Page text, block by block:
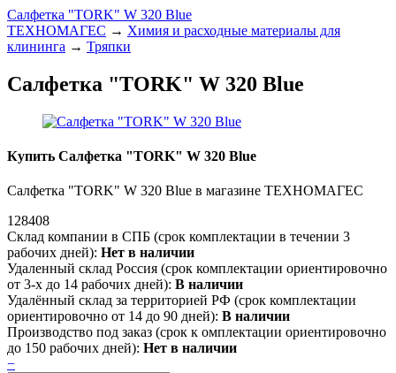
Салфетка "TORK" W 320 Blue
ТЕХНОМАГЕС → Химия и расходные материалы для
клининга → Тряпки
Салфетка "TORK" W 320 Blue
Купить Салфетка "TORK" W 320 Blue
Салфетка "TORK" W 320 Blue в магазине ТЕХНОМАГЕС
128408
Склад компании в СПБ (срок комплектации в течении 3
рабочих дней): Нет в наличии
Удаленный склад Россия (срок комплектации ориентировочно
от 3-х до 14 рабочих дней): В наличии
Удалённый склад за территорией РФ (срок комплектации
ориентировочно от 14 до 90 дней): В наличии
Производство под заказ (срок к омплектации ориентировочно
до 150 рабочих дней): Нет в наличии
−